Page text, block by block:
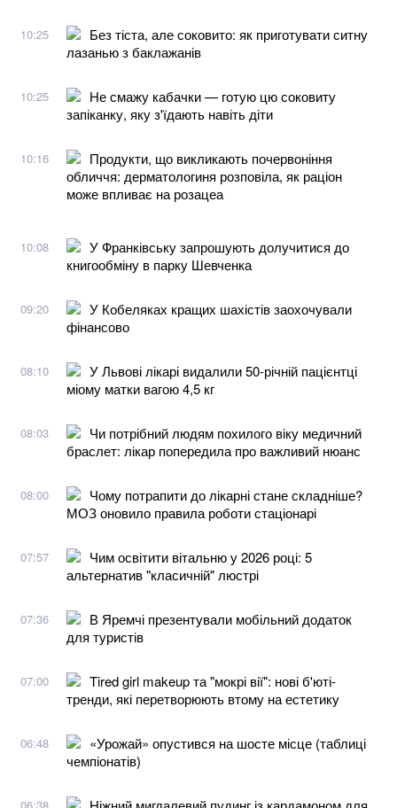
10:25
Без тіста, але соковито: як приготувати ситну
лазанью з баклажанів
10:25
Не смажу кабачки — готую цю соковиту
запіканку, яку з'їдають навіть діти
10:16
Продукти, що викликають почервоніння
обличчя: дерматологиня розповіла, як раціон
може впливає на розацеа
10:08
У Франківську запрошують долучитися до
книгообміну в парку Шевченка
09:20
У Кобеляках кращих шахістів заохочували
фінансово
08:10
У Львові лікарі видалили 50-річній пацієнтці
міому матки вагою 4,5 кг
08:03
Чи потрібний людям похилого віку медичний
браслет: лікар попередила про важливий нюанс
08:00
Чому потрапити до лікарні стане складніше?
МОЗ оновило правила роботи стаціонарі
07:57
Чим освітити вітальню у 2026 році: 5
альтернатив "класичній" люстрі
07:36
В Яремчі презентували мобільний додаток
для туристів
07:00
Tired girl makeup та "мокрі вії": нові б'юті-
тренди, які перетворюють втому на естетику
06:48
«Урожай» опустився на шосте місце (таблиці
чемпіонатів)
06:38